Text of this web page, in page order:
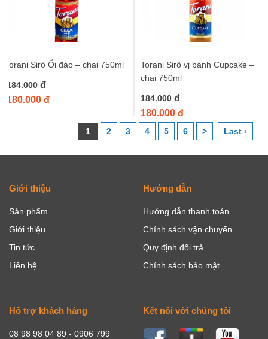
torani Sirô Ổi đào – chai 750ml
184.000 đ
180.000 đ
Torani Sirô vị bánh Cupcake –
chai 750ml
184.000 đ
180.000 đ
1 2 3 4 5 6 > Last ›
Giới thiệu
Sản phẩm
Giới thiệu
Tin tức
Liên hệ
Hướng dẫn
Hướng dẫn thanh toán
Chính sách vận chuyển
Quy định đổi trả
Chính sách bảo mật
Hổ trợ khách hàng
08 98 98 04 89 - 0906 799
Kết nối với chúng tôi